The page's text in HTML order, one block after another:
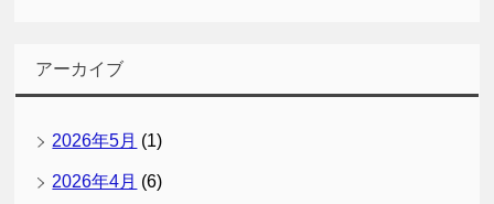
アーカイブ
2026年5月 (1)
2026年4月 (6)